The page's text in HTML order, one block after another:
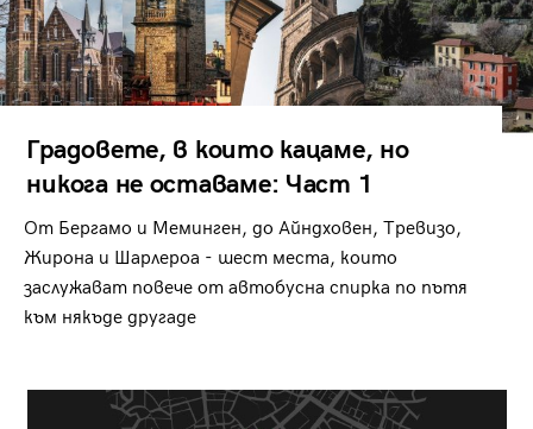
Градовете, в които кацаме, но
никога не оставаме: Част 1
От Бергамо и Меминген, до Айндховен, Тревизо,
Жирона и Шарлероа - шест места, които
заслужават повече от автобусна спирка по пътя
към някъде другаде